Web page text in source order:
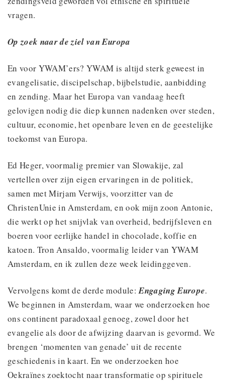
vragen.
Op zoek naar de ziel van Europa
En voor YWAM’ers? YWAM is altijd sterk geweest in
evangelisatie, discipelschap, bijbelstudie, aanbidding
en zending. Maar het Europa van vandaag heeft
gelovigen nodig die diep kunnen nadenken over steden,
cultuur, economie, het openbare leven en de geestelijke
toekomst van Europa.
Ed Heger, voormalig premier van Slowakije, zal
vertellen over zijn eigen ervaringen in de politiek,
samen met Mirjam Verwijs, voorzitter van de
ChristenUnie in Amsterdam, en ook mijn zoon Antonie,
die werkt op het snijvlak van overheid, bedrijfsleven en
boeren voor eerlijke handel in chocolade, koffie en
katoen. Tron Ansaldo, voormalig leider van YWAM
Amsterdam, en ik zullen deze week leidinggeven.
Vervolgens komt de derde module: Engaging Europe.
We beginnen in Amsterdam, waar we onderzoeken hoe
ons continent paradoxaal genoeg, zowel door het
evangelie als door de afwijzing daarvan is gevormd. We
brengen ‘momenten van genade’ uit de recente
geschiedenis in kaart. En we onderzoeken hoe
Oekraïnes zoektocht naar transformatie op spirituele